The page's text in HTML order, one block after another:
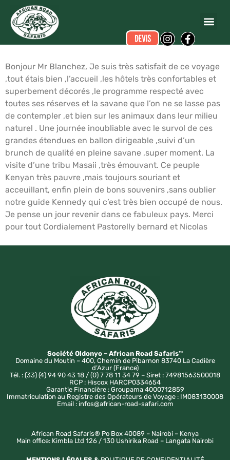
Bernard PASTORELLY
Dates du voyage : du 11/07/2013 au 18/07/2013
Bonjour Mr Blanchez, Je suis très satisfait de ce voyage
,tout étais bien ,l’accueil ,les hôtels très confortables et
superbement décorés ,le programme respecté avec
toutes ses réserves et la savane que l’on ne se lasse pas
de contempler ,et bien sur les animaux dans leur milieu
naturel . Une journée inoubliable avec le survol de ces
grandes étendues en ballon dirigeable ,suivi d’un
brunch de qualité en pleine savane ,super moment. La
visite d’une tribu Masaii ,très émouvant. Ce peuple
Kenyan très pauvre ,mais toujours souriant et
acceuillant, enfin plein de bons souvenirs ,sans oublier
notre guide Kennedy qui c’est très bien occupé de nous.
Je pense un jour revenir dans ce fabuleux pays. Merci
pour tout Cordialement Pastorelly bernard et Nicolas
Société Oldonyo – African Road Safaris™
Domaine du Moutin – 400, Chemin de Pibarnon 83740 La Cadière
d’Azur (France)
Tél. : (33) (4) 94 90 43 18 / (0) 7 78 11 34 79 – Siret : 74981563500018
RCP : Hiscox HARCP0334654
Garantie Financière : Groupama 4000712859
Immatriculation au Registre des Opérateurs de Voyage : IM083130008
Email : infos@african-road-safari.com
African Road Safaris® Po Box 40089 – Nairobi – Kenya
Main office: Kimbla Ltd 126 / 130 Ushirika Road – Langata Nairobi